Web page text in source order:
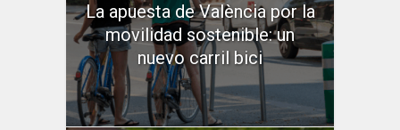
La apuesta de València por la
movilidad sostenible: un
nuevo carril bici